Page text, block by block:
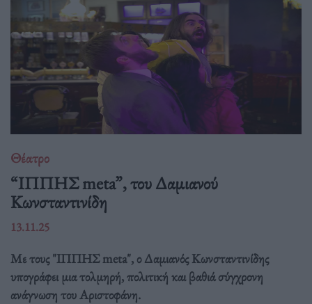
Θέατρο
“ΙΠΠΗΣ meta”, του Δαμιανού
Κωνσταντινίδη
13.11.25
Με τους "ΙΠΠΗΣ meta", ο Δαμιανός Κωνσταντινίδης
υπογράφει μια τολμηρή, πολιτική και βαθιά σύγχρονη
ανάγνωση του Αριστοφάνη.